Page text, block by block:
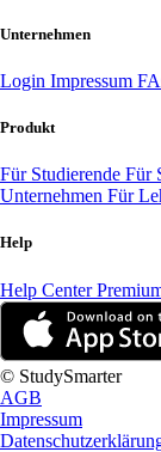
Unternehmen
Login Impressum
Produkt
Für Studierende Für
Unternehmen Für
Help
Help Center
© StudySmarter
AGB
Impressum